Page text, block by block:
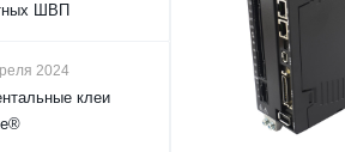
ШВП
2024
клеи